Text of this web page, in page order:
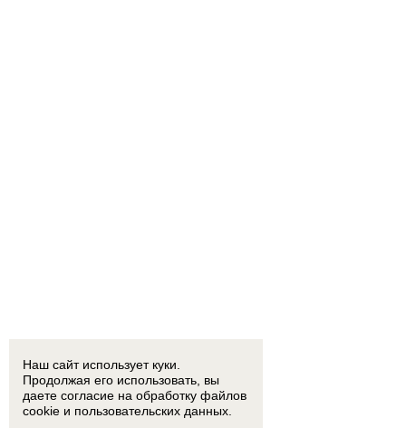
Наш сайт использует куки.
Продолжая его использовать, вы
даете согласие на обработку файлов
cookie и пользовательских данных.